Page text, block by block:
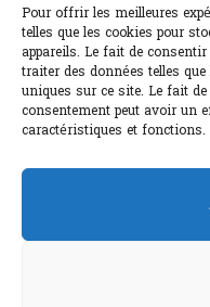
Pour offrir les meilleures
telles que les cookies pour
appareils. Le fait de
traiter des données telles
uniques sur ce site. Le fait
consentement peut avoir un
caractéristiques et fonctions.
Sélection de rosés 2026
L'abus d'alcool
humain et 0% IA de